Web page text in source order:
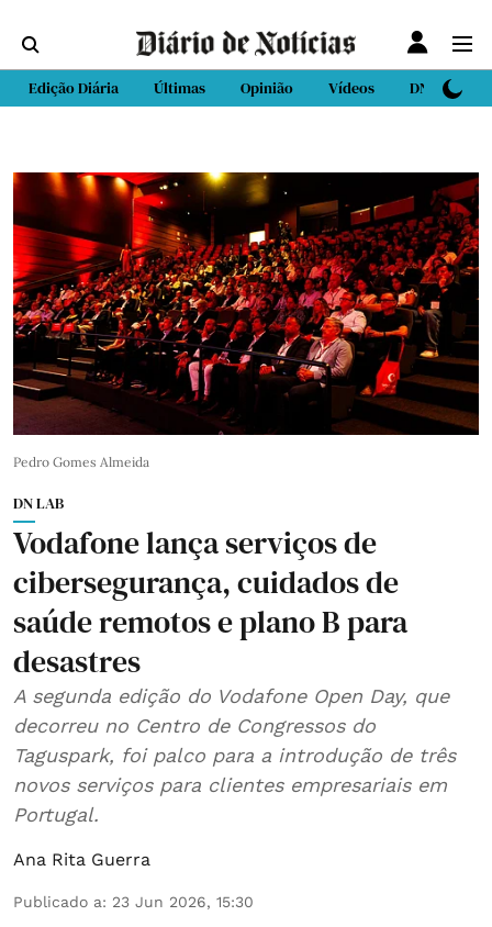
Edição Diária Últimas Opinião Vídeos DN Sport
Pedro Gomes Almeida
DN LAB
Vodafone lança serviços de
cibersegurança, cuidados de
saúde remotos e plano B para
desastres
A segunda edição do Vodafone Open Day, que
decorreu no Centro de Congressos do
Taguspark, foi palco para a introdução de três
novos serviços para clientes empresariais em
Portugal.
Ana Rita Guerra
Publicado a: 23 Jun 2026, 15:30